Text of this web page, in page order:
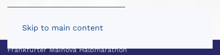
Skip to main content
Frankfurter Mainova Halbmarathon